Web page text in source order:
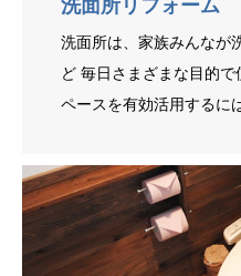
洗面所リフォーム
洗面所は、家族みんなが
ど 毎日さまざまな目的
ペースを有効活用するに